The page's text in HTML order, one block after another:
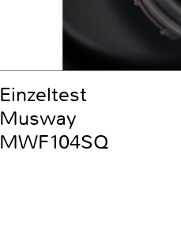
Einzeltest
Musway
MWF104SQ